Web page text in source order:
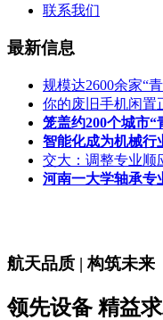
联系我们
最新信息
规模达2600余家“
你的废旧手机闲置
笼盖约200个城市
智能化成为机械行
交大：调整专业顺
河南一大学轴承专
航天品质 | 构筑未来
领先设备 精益